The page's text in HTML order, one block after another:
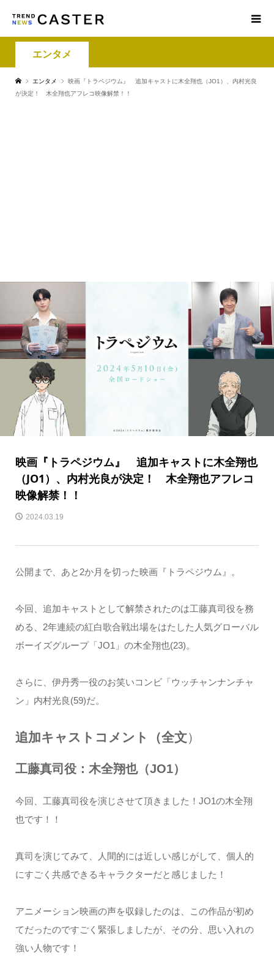
エンタメ
エンタメ
映画『トラペジウム』 追加キャストに木全翔也（JO1）、内村光良
が決定！ 木全翔也アフレコ映像解禁！！
映画『トラペジウム』 追加キャストに木全翔也
（JO1）、内村光良が決定！ 木全翔也アフレコ
映像解禁！！
2024.03.19
公開まで、あと2か月を切った映画『トラペジウム』。
今回、追加キャストとして解禁されたのは工藤真司役を務
める、2年連続の紅白歌合戦出場をはたした人気グローバル
ボーイズグループ「JO1」の木全翔也(23)。
さらに、伊丹秀一役のお笑いコンビ「ウッチャンナンチャ
ン」内村光良(59)だ。
追加キャストコメント（全文）
工藤真司役：木全翔也（JO1）
今回、工藤真司役を演じさせて頂きました！JO1の木全翔
也です！！
真司を演じてみて、人間的には近しい感じがして、個人的
にすごく共感できるキャラクターだと感じました！
アニメーション映画の声を収録したのは、この作品が初め
てだったのですごく緊張しましたが、その分、思い入れの
強い人物です！